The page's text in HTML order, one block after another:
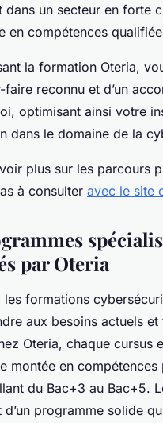
dans un secteur en forte
en compétences
la formation Oteria,
faire reconnu et d’un
optimisant ainsi votre
dans le domaine de la
plus sur les parcours
à consulter avec le site
par Oteria
les formations
aux besoins actuels et
Oteria, chaque cursus
montée en
du Bac+3 au Bac+5.
d’un programme solide